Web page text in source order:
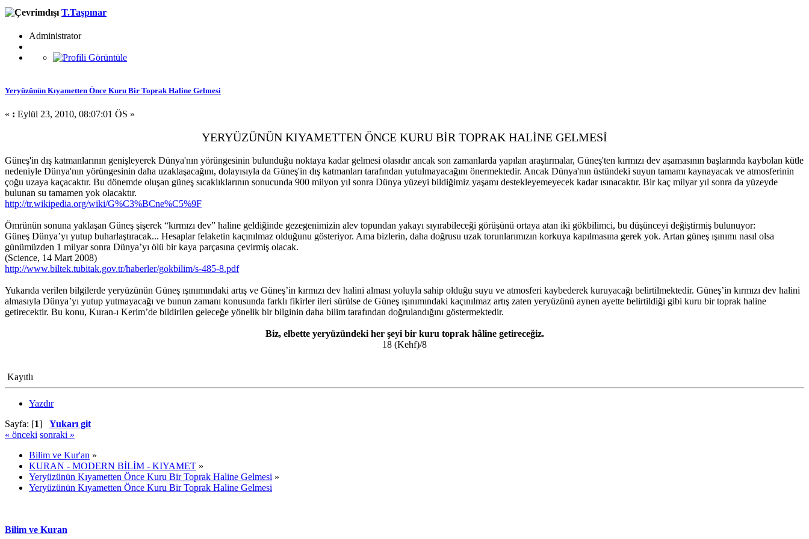
T.Taşpınar
Administrator
Yeryüzünün Kıyametten Önce Kuru Bir Toprak Haline Gelmesi
« : Eylül 23, 2010, 08:07:01 ÖS »
YERYÜZÜNÜN KIYAMETTEN ÖNCE KURU BİR TOPRAK HALİNE GELMESİ
Güneş'in dış katmanlarının genişleyerek Dünya'nın yörüngesinin bulunduğu noktaya kadar gelmesi olasıdır ancak son zamanlarda yapılan araştırmalar, Güneş'ten kırmızı dev aşamasının başlarında kaybolan kütle
nedeniyle Dünya'nın yörüngesinin daha uzaklaşacağını, dolayısıyla da Güneş'in dış katmanları tarafından yutulmayacağını önermektedir. Ancak Dünya'nın üstündeki suyun tamamı kaynayacak ve atmosferinin
çoğu uzaya kaçacaktır. Bu dönemde oluşan güneş sıcaklıklarının sonucunda 900 milyon yıl sonra Dünya yüzeyi bildiğimiz yaşamı destekleyemeyecek kadar ısınacaktır. Bir kaç milyar yıl sonra da yüzeyde
bulunan su tamamen yok olacaktır.
http://tr.wikipedia.org/wiki/G%C3%BCne%C5%9F
Ömrünün sonuna yaklaşan Güneş şişerek “kırmızı dev” haline geldiğinde gezegenimizin alev topundan yakayı sıyırabileceği görüşünü ortaya atan iki gökbilimci, bu düşünceyi değiştirmiş bulunuyor:
Güneş Dünya’yı yutup buharlaştıracak... Hesaplar felaketin kaçınılmaz olduğunu gösteriyor. Ama bizlerin, daha doğrusu uzak torunlarımızın korkuya kapılmasına gerek yok. Artan güneş ışınımı nasıl olsa
günümüzden 1 milyar sonra Dünya’yı ölü bir kaya parçasına çevirmiş olacak.
(Science, 14 Mart 2008)
http://www.biltek.tubitak.gov.tr/haberler/gokbilim/s-485-8.pdf
Yukarıda verilen bilgilerde yeryüzünün Güneş ışınımındaki artış ve Güneş’in kırmızı dev halini alması yoluyla sahip olduğu suyu ve atmosferi kaybederek kuruyacağı belirtilmektedir. Güneş’in kırmızı dev halini
almasıyla Dünya’yı yutup yutmayacağı ve bunun zamanı konusunda farklı fikirler ileri sürülse de Güneş ışınımındaki kaçınılmaz artış zaten yeryüzünü aynen ayette belirtildiği gibi kuru bir toprak haline
getirecektir. Bu konu, Kuran-ı Kerim’de bildirilen geleceğe yönelik bir bilginin daha bilim tarafından doğrulandığını göstermektedir.
Biz, elbette yeryüzündeki her şeyi bir kuru toprak hâline getireceğiz.
18 (Kehf)/8
Kayıtlı
Yazdır
Sayfa: [1] Yukarı git
« önceki sonraki »
Bilim ve Kur'an »
KURAN - MODERN BİLİM - KIYAMET »
Yeryüzünün Kıyametten Önce Kuru Bir Toprak Haline Gelmesi »
Yeryüzünün Kıyametten Önce Kuru Bir Toprak Haline Gelmesi
Bilim ve Kuran